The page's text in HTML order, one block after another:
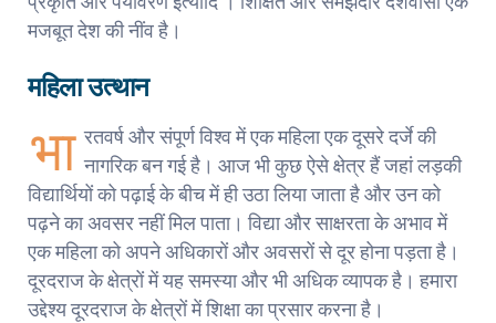
मजबूत देश की नींव है।
महिला उत्थान
भा रतवर्ष और संपूर्ण विश्व में एक महिला एक दूसरे दर्जे की
नागरिक बन गई है। आज भी कुछ ऐसे क्षेत्र हैं जहां लड़की
विद्यार्थियों को पढ़ाई के बीच में ही उठा लिया जाता है और उन को
पढ़ने का अवसर नहीं मिल पाता। विद्या और साक्षरता के अभाव में
एक महिला को अपने अधिकारों और अवसरों से दूर होना पड़ता है।
दूरदराज के क्षेत्रों में यह समस्या और भी अधिक व्यापक है। हमारा
उद्देश्य दूरदराज के क्षेत्रों में शिक्षा का प्रसार करना है।